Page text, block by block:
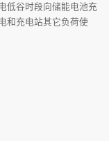
低谷时段向储能电池充
和充电站其它负荷使